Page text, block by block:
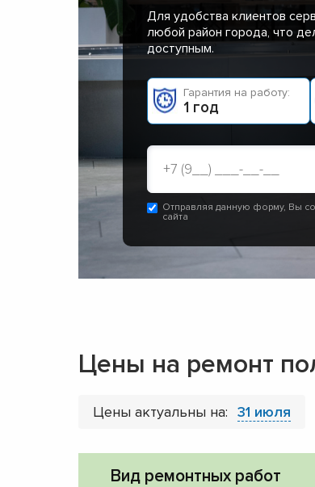
Для удобства клиентов
любой район города, что
доступным.
Гарантия на работу:
1 год
Отправляя данную форму, Вы
сайта
Цены на ремонт
Цены актуальны на: 31 июля
Вид ремонтных работ